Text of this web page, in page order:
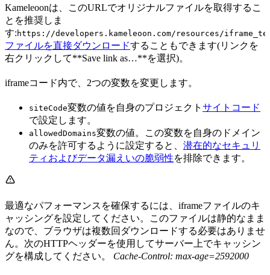
Kameleoonは、このURLでオリジナルファイルを取得するこ
とを推奨しま
す: https://developers.kameleoon.com/resources/
ファイルを直接ダウンロードすることもできます(リンクを
右クリックして**Save link as…**を選択)。
iframeコード内で、2つの変数を変更します。
siteCode変数の値を自身のプロジェクト サイトコード
で設定します。
allowedDomains変数の値。この変数を自身のドメイン
のみを許可するように設定すると、 潜在的なセキュリ
ティおよびデータ漏えいの脆弱性を排除できます。
最適なパフォーマンスを確保するには、iframeファイルのキ
ャッシングを設定してください。このファイルは静的なまま
なので、ブラウザは複数回ダウンロードする必要はありませ
ん。次のHTTPヘッダーを使用してサーバー上でキャッシン
グを構成してください。 Cache-Control: max-age=2592000